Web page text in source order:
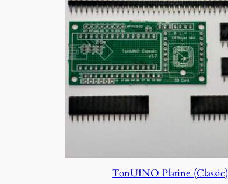
TonUINO Platine (Classic)